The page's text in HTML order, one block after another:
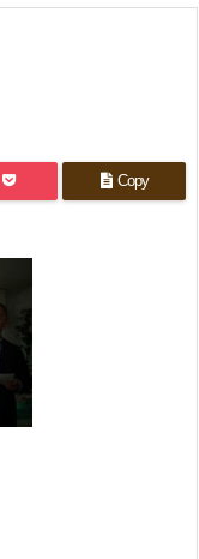
Copy